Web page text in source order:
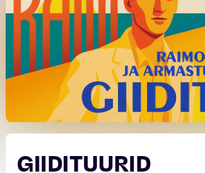
GIIDITUURID